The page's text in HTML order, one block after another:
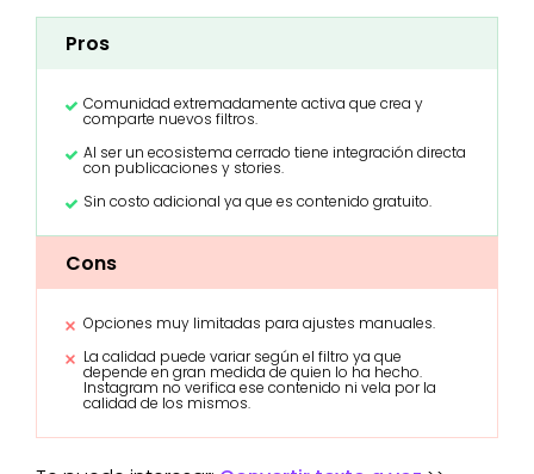
Pros
Comunidad extremadamente activa que crea y
comparte nuevos filtros.
Al ser un ecosistema cerrado tiene integración directa
con publicaciones y stories.
Sin costo adicional ya que es contenido gratuito.
Cons
Opciones muy limitadas para ajustes manuales.
La calidad puede variar según el filtro ya que
depende en gran medida de quien lo ha hecho.
Instagram no verifica ese contenido ni vela por la
calidad de los mismos.